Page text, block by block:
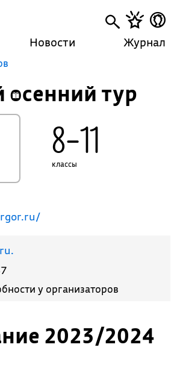
Новости Журнал
2023/2024
осенний тур
8–11
классы
у организаторов